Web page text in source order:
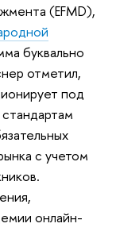
(EFMD),
буквально
отметил,
под
с учетом
онлайн-